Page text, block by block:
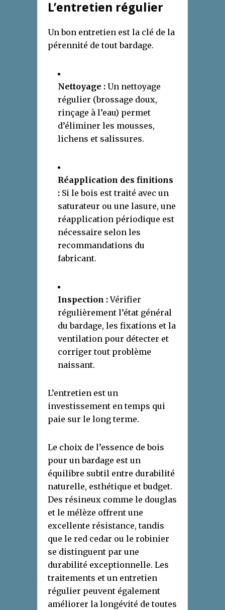
L’entretien régulier
Un bon entretien est la clé de la
pérennité de tout bardage.
Nettoyage : Un nettoyage
régulier (brossage doux,
rinçage à l’eau) permet
d’éliminer les mousses,
lichens et salissures.
Réapplication des finitions
: Si le bois est traité avec un
saturateur ou une lasure, une
réapplication périodique est
nécessaire selon les
recommandations du
fabricant.
Inspection :Vérifier
régulièrement l’état général
du bardage, les fixations et la
ventilation pour détecter et
corriger tout problème
naissant.
L’entretien est un
investissement en temps qui
paie sur le long terme.
Le choix de l’essence de bois
pour un bardage est un
équilibre subtil entre durabilité
naturelle, esthétique et budget.
Des résineux comme le douglas
et le mélèze offrent une
excellente résistance, tandis
que le red cedar ou le robinier
se distinguent par une
durabilité exceptionnelle. Les
traitements et un entretien
régulier peuvent également
améliorer la longévité de toutes